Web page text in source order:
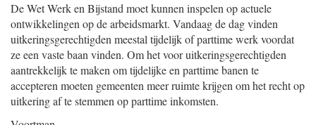
De Wet Werk en Bijstand moet kunnen inspelen op actuele
ontwikkelingen op de arbeidsmarkt. Vandaag de dag vinden
uitkeringsgerechtigden meestal tijdelijk of parttime werk voordat
ze een vaste baan vinden. Om het voor uitkeringsgerechtigden
aantrekkelijk te maken om tijdelijke en parttime banen te
accepteren moeten gemeenten meer ruimte krijgen om het recht op
uitkering af te stemmen op parttime inkomsten.